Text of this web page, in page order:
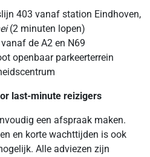
403 vanaf station Eindhoven,
(2 minuten lopen)
de A2 en N69
openbaar parkeerterrein
last-minute reizigers
een afspraak maken.
en korte wachttijden is ook
Alle adviezen zijn